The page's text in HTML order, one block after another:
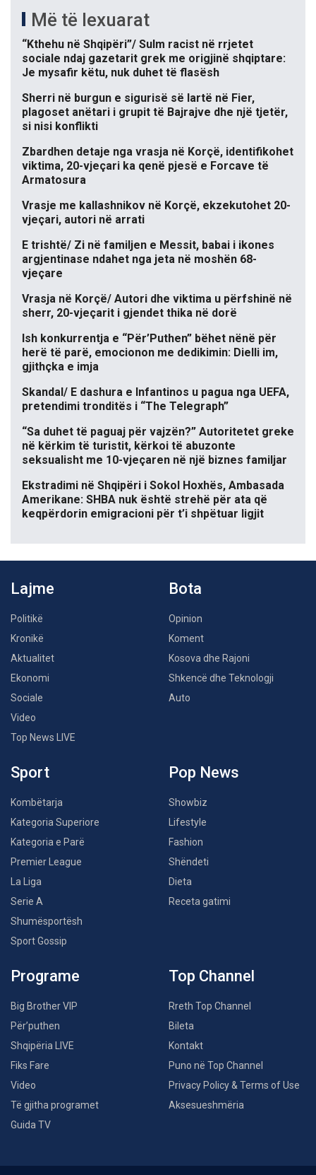
Më të lexuarat
“Kthehu në Shqipëri”/ Sulm racist në rrjetet
sociale ndaj gazetarit grek me origjinë shqiptare:
Je mysafir këtu, nuk duhet të flasësh
Sherri në burgun e sigurisë së lartë në Fier,
plagoset anëtari i grupit të Bajrajve dhe një tjetër,
si nisi konflikti
Zbardhen detaje nga vrasja në Korçë, identifikohet
viktima, 20-vjeçari ka qenë pjesë e Forcave të
Armatosura
Vrasje me kallashnikov në Korçë, ekzekutohet 20-
vjeçari, autori në arrati
E trishtë/ Zi në familjen e Messit, babai i ikones
argjentinase ndahet nga jeta në moshën 68-
vjeçare
Vrasja në Korçë/ Autori dhe viktima u përfshinë në
sherr, 20-vjeçarit i gjendet thika në dorë
Ish konkurrentja e “Për’Puthen” bëhet nënë për
herë të parë, emocionon me dedikimin: Dielli im,
gjithçka e imja
Skandal/ E dashura e Infantinos u pagua nga UEFA,
pretendimi tronditës i “The Telegraph”
“Sa duhet të paguaj për vajzën?” Autoritetet greke
në kërkim të turistit, kërkoi të abuzonte
seksualisht me 10-vjeçaren në një biznes familjar
Ekstradimi në Shqipëri i Sokol Hoxhës, Ambasada
Amerikane: SHBA nuk është strehë për ata që
keqpërdorin emigracioni për t’i shpëtuar ligjit
Lajme
Politikë
Kronikë
Aktualitet
Ekonomi
Sociale
Video
Top News LIVE
Bota
Opinion
Koment
Kosova dhe Rajoni
Shkencë dhe Teknologji
Auto
Sport
Kombëtarja
Kategoria Superiore
Kategoria e Parë
Premier League
La Liga
Serie A
Shumësportësh
Sport Gossip
Pop News
Showbiz
Lifestyle
Fashion
Shëndeti
Dieta
Receta gatimi
Programe
Big Brother VIP
Për’puthen
Shqipëria LIVE
Fiks Fare
Video
Të gjitha programet
Guida TV
Top Channel
Rreth Top Channel
Bileta
Kontakt
Puno në Top Channel
Privacy Policy & Terms of Use
Aksesueshmëria